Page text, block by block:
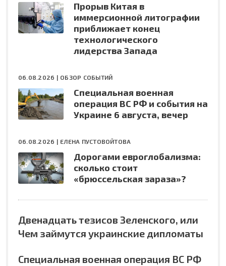
Прорыв Китая в
иммерсионной литографии
приближает конец
технологического
лидерства Запада
06.08.2026 | ОБЗОР СОБЫТИЙ
Специальная военная
операция ВС РФ и события на
Украине 6 августа, вечер
06.08.2026 | ЕЛЕНА ПУСТОВОЙТОВА
Дорогами евроглобализма:
сколько стоит
«брюссельская зараза»?
Двенадцать тезисов Зеленского, или
Чем займутся украинские дипломаты
Специальная военная операция ВС РФ